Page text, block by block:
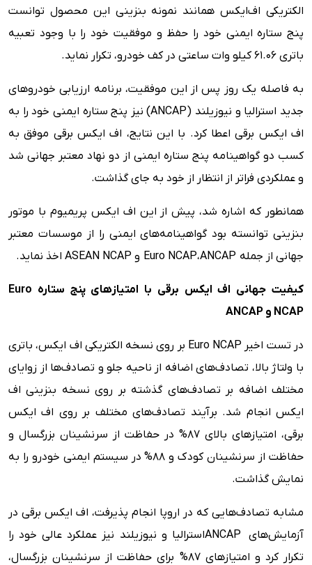
الکتریکی اف‌ایکس همانند نمونه بنزینی این محصول توانست
پنج ستاره ایمنی خود را حفظ و موفقیت خود را با وجود تعبیه
باتری 61.06 کیلو وات ساعتی در کف خودرو، تکرار نماید.
به فاصله یک روز پس از این موفقیت، برنامه ارزیابی خودروهای
جدید استرالیا و نیوزیلند (ANCAP) نیز پنج ستاره ایمنی خود را به
اف ایکس برقی اعطا کرد. با این نتایج، اف ایکس برقی موفق به
کسب دو گواهینامه پنج ستاره ایمنی از دو نهاد معتبر جهانی شد
و عملکردی فراتر از انتظار از خود به جای گذاشت.
همانطور که اشاره شد، پیش از این اف ایکس پریمیوم با موتور
بنزینی توانسته بود گواهینامه‌های ایمنی را از موسسات معتبر
جهانی از جمله Euro NCAP،ANCAP و ASEAN NCAP اخذ نماید.
کیفیت جهانی اف ایکس برقی با امتیازهای پنج ستاره Euro
NCAP و
در تست اخیر Euro NCAP بر روی نسخه الکتریکی اف ایکس، باتری
با ولتاژ بالا، تصادف‌های اضافه از ناحیه جلو و تصادف‌ها از زوایای
مختلف اضافه بر تصادف‌های گذشته بر روی نسخه بنزینی اف
ایکس انجام شد. برآیند تصادف‌های مختلف بر روی اف ایکس
برقی، امتیازهای بالای 87% در حفاظت از سرنشینان بزرگسال و
حفاظت از سرنشینان کودک و 88% در سیستم ایمنی خودرو را به
نمایش گذاشت.
مشابه تصادف‌هایی که در اروپا انجام پذیرفت، اف ایکس برقی در
آزمایش‌های ANCAPاسترالیا و نیوزیلند نیز عملکرد عالی خود را
تکرار کرد و امتیازهای 87% برای حفاظت از سرنشینان بزرگسال،